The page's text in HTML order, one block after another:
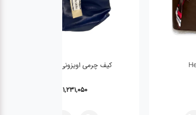
کیف کرم عسلی MIU5966
1,202,050